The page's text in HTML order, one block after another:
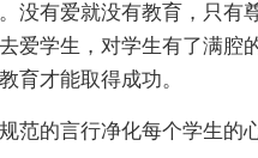
没有爱就没有教育，只有
爱学生，对学生有了满腔
育才能取得成功。
的言行净化每个学生的心